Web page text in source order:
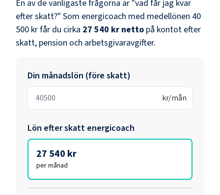
En av de vanligaste frågorna är "vad får jag kvar
efter skatt?" Som energicoach med medellönen 40
500 krfår du cirka 27 540 kr netto på kontot efter
skatt, pension och arbetsgivaravgifter.
Din månadslön (före skatt)
kr/mån
Lön efter skatt energicoach
27 540 kr
per månad